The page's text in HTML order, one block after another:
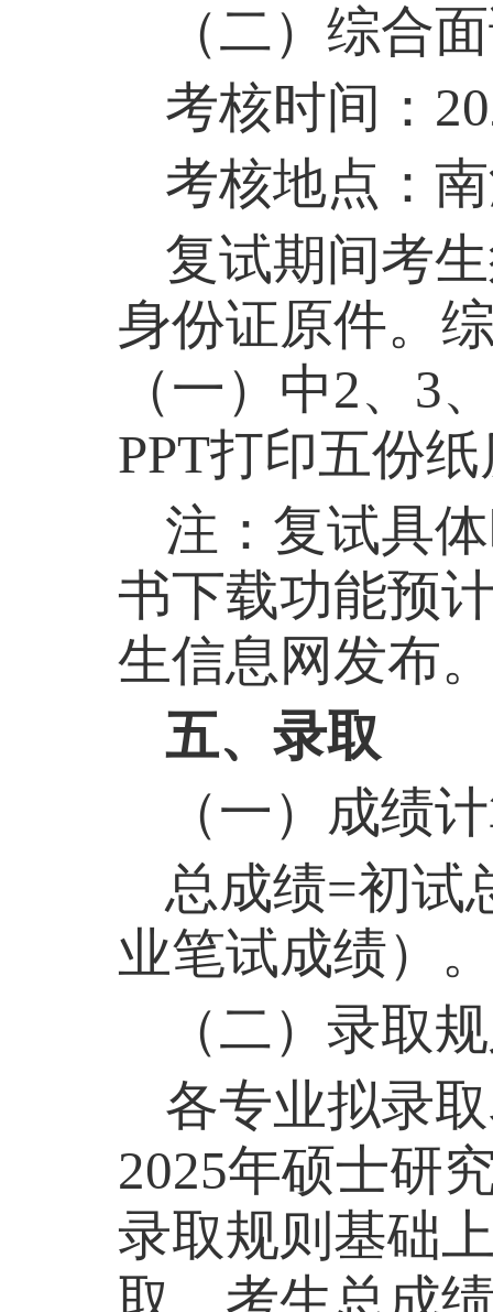
（二）综合
考核时间：
考核地点：
复试期间考
身份证原件。
（一）中2、 3
PPT打印五份
注：复试具
书下载功能预
生信息网发布
五、录取
（一）成绩
总成绩=初试
业笔试成绩）
（二）录取
各专业拟录
2025年硕士研
录取规则基础